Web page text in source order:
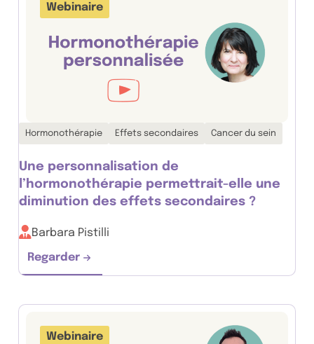
Webinaire
Thématiques associées :
Hormonothérapie Effets secondaires Cancer du sein
Une personnalisation de
l’hormonothérapie permettrait-elle une
diminution des effets secondaires ?
Barbara Pistilli
Regarder
Une personnalisation de
Webinaire